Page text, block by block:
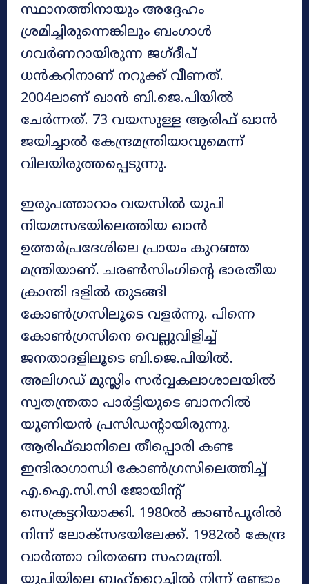
സ്ഥാനത്തിനായും അദ്ദേഹം
ശ്രമിച്ചിരുന്നെങ്കിലും ബംഗാൾ
ഗവർണറായിരുന്ന ജഗ്ദീപ്
ധൻകറിനാണ് നറുക്ക് വീണത്.
2004ലാണ് ഖാൻ ബി.ജെ.പിയിൽ
ചേർന്നത്. 73 വയസുള്ള ആരിഫ് ഖാൻ
ജയിച്ചാൽ കേന്ദ്രമന്ത്രിയാവുമെന്ന്
വിലയിരുത്തപ്പെടുന്നു.
ഇരുപത്താറാം വയസിൽ യുപി
നിയമസഭയിലെത്തിയ ഖാൻ
ഉത്തർപ്രദേശിലെ പ്രായം കുറഞ്ഞ
മന്ത്രിയാണ്. ചരൺസിംഗിന്റെ ഭാരതീയ
ക്രാന്തി ദളിൽ തുടങ്ങി
കോൺഗ്രസിലൂടെ വളർന്നു. പിന്നെ
കോൺഗ്രസിനെ വെല്ലുവിളിച്ച്
ജനതാദളിലൂടെ ബി.ജെ.പിയിൽ.
അലിഗഡ് മുസ്ലിം സർവ്വകലാശാലയിൽ
സ്വതന്ത്രതാ പാർട്ടിയുടെ ബാനറിൽ
യൂണിയൻ പ്രസിഡന്റായിരുന്നു.
ആരിഫ്ഖാനിലെ തീപ്പൊരി കണ്ട
ഇന്ദിരാഗാന്ധി കോൺഗ്രസിലെത്തിച്ച്
എ.ഐ.സി.സി ജോയിന്റ്
സെക്രട്ടറിയാക്കി. 1980ൽ കാൺപൂരിൽ
നിന്ന് ലോക്‌സഭയിലേക്ക്. 1982ൽ കേന്ദ്ര
വാർത്താ വിതരണ സഹമന്ത്രി.
യുപിയിലെ ബഹ്‌റൈച്ചിൽ നിന്ന് രണ്ടാം